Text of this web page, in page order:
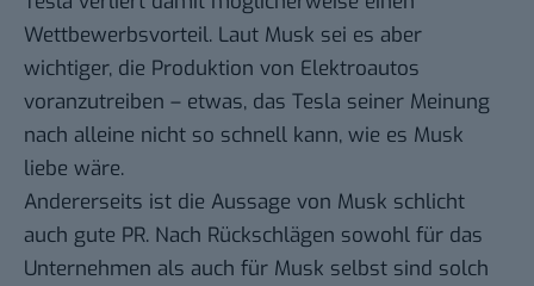
Wettbewerbsvorteil. Laut Musk sei es aber
wichtiger, die Produktion von Elektroautos
voranzutreiben – etwas, das Tesla seiner Meinung
nach alleine nicht so schnell kann, wie es Musk
liebe wäre.
Andererseits ist die Aussage von Musk schlicht
auch gute PR. Nach Rückschlägen sowohl für das
Unternehmen als auch für Musk selbst sind solch